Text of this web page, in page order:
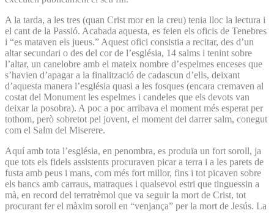
A la tarda, a les tres (quan Crist mor en la creu) tenia lloc la lectura i
el cant de la Passió. Acabada aquesta, es feien els oficis de Tenebres
i “es mataven els jueus.” Aquest ofici consistia a recitar, des d’un
altar secundari o des del cor de l’església, 14 salms i tenint sobre
l’altar, un canelobre amb el mateix nombre d’espelmes enceses que
s’havien d’apagar a la finalització de cadascun d’ells, deixant
d’aquesta manera l’església quasi a les fosques (encara cremaven al
costat del Monument les espelmes i candeles que els devots van
deixar la posobra). A poc a poc arribava el moment més esperat per
tothom, però sobretot pel jovent, el moment del darrer salm, conegut
com el Salm del Miserere.
Aquí amb tota l’església, en penombra, es produïa un fort soroll, ja
que tots els fidels assistents procuraven picar a terra i a les parets de
fusta amb peus i mans, com més fort millor, fins i tot picaven sobre
els bancs amb carraus, matraques i qualsevol estri que tinguessin a
mà, en record del terratrèmol que va seguir la mort de Crist, tot
procurant fer el màxim soroll en “venjança” per la mort de Jesús. La